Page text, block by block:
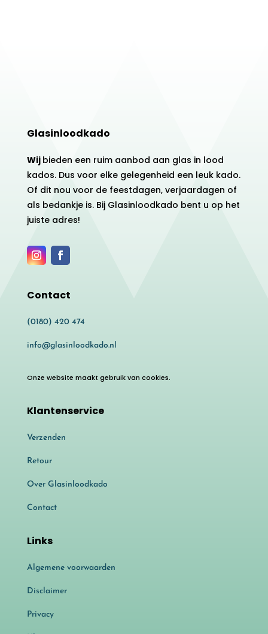
Glasinloodkado
Wij bieden een ruim aanbod aan glas in lood
kados. Dus voor elke gelegenheid een leuk kado.
Of dit nou voor de feestdagen, verjaardagen of
als bedankje is. Bij Glasinloodkado bent u op het
juiste adres!
Contact
(0180) 420 474
info@glasinloodkado.nl
Onze website maakt gebruik van cookies.
Klantenservice
Verzenden
Retour
Over Glasinloodkado
Contact
Links
Algemene voorwaarden
Disclaimer
Privacy